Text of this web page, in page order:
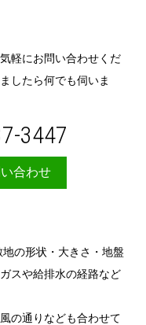
軽にお問い合わせくだ
したら何でも伺いま
3447
合わせ
の形状・大きさ・地盤
スや給排水の経路など
の通りなども合わせて